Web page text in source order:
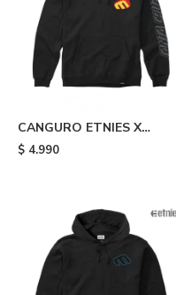
CANGURO ETNIES X
SANTA CRUZ FLAME -
$ 4.990